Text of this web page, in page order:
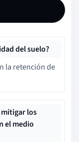
del suelo?
la retención de
mitigar los
el medio